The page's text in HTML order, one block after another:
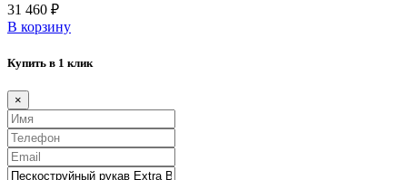
31 460 ₽
В корзину
Купить в 1 клик
×